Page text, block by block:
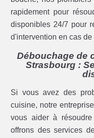
rapidement pour
disponibles 24/7 pour
d'intervention en cas
Débouchage de
Strasbourg :
Si vous avez des
cuisine, notre
vous aider à
offrons des services